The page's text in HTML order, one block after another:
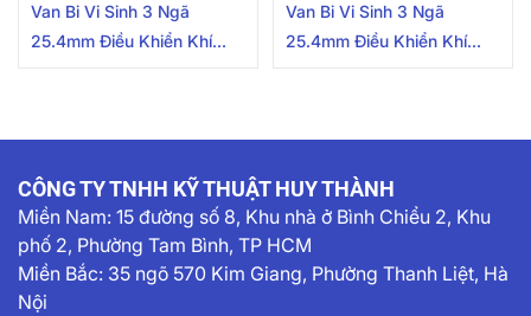
Van Bi Vi Sinh 3 Ngã
25.4mm Điều Khiển Khí
Van Bi Vi Sinh 3 Ngã
25.4mm Điều Khiển Khí
CÔNG TY TNHH KỸ THUẬT HUY THÀNH
Miền Nam: 15 đường số 8, Khu nhà ở Bình Chiểu 2, Khu
phố 2, Phường Tam Bình, TP HCM
Miền Bắc: 35 ngõ 570 Kim Giang, Phường Thanh Liệt, Hà
Nội